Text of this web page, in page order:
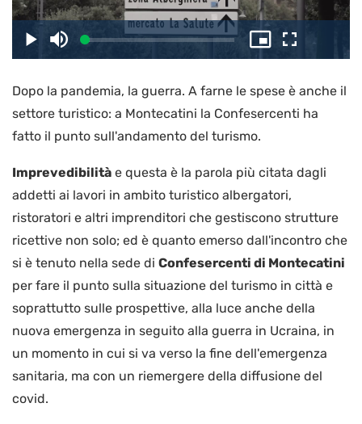
il
video
PlayDisattiva
l’audio
Caricato:
3.13%
Picture-
in-
Schermo
intero
Dopo la pandemia, la guerra. A farne le spese è anche il
settore turistico: a Montecatini la Confesercenti ha
fatto il punto sull'andamento del turismo.
Imprevedibilità e questa è la parola più citata dagli
addetti ai lavori in ambito turistico albergatori,
ristoratori e altri imprenditori che gestiscono strutture
ricettive non solo; ed è quanto emerso dall'incontro che
si è tenuto nella sede di Confesercenti di Montecatini
per fare il punto sulla situazione del turismo in città e
soprattutto sulle prospettive, alla luce anche della
nuova emergenza in seguito alla guerra in Ucraina, in
un momento in cui si va verso la fine dell'emergenza
sanitaria, ma con un riemergere della diffusione del
covid.